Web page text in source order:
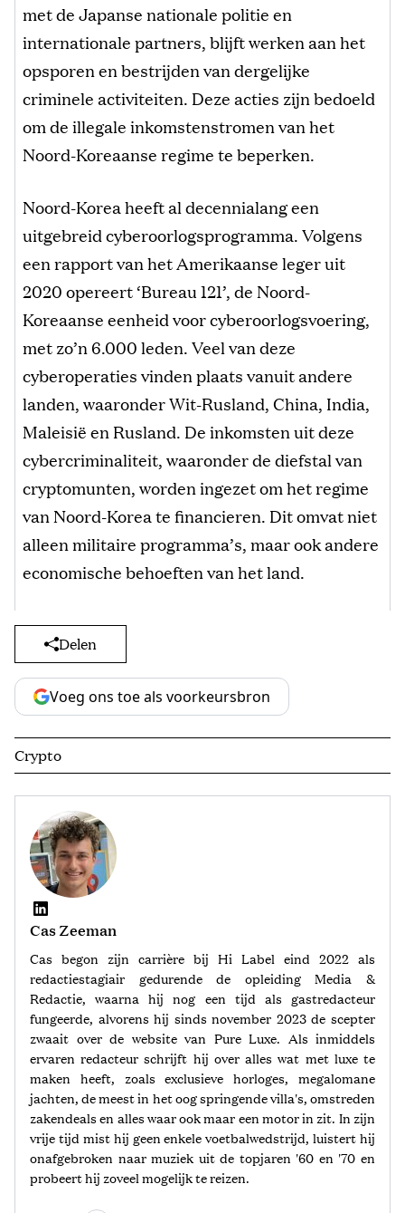
met de Japanse nationale politie en
internationale partners, blijft werken aan het
opsporen en bestrijden van dergelijke
criminele activiteiten. Deze acties zijn bedoeld
om de illegale inkomstenstromen van het
Noord-Koreaanse regime te beperken.
Noord-Korea heeft al decennialang een
uitgebreid cyberoorlogsprogramma. Volgens
een rapport van het Amerikaanse leger uit
2020 opereert ‘Bureau 121’, de Noord-
Koreaanse eenheid voor cyberoorlogsvoering,
met zo’n 6.000 leden. Veel van deze
cyberoperaties vinden plaats vanuit andere
landen, waaronder Wit-Rusland, China, India,
Maleisië en Rusland. De inkomsten uit deze
cybercriminaliteit, waaronder de diefstal van
cryptomunten, worden ingezet om het regime
van Noord-Korea te financieren. Dit omvat niet
alleen militaire programma’s, maar ook andere
economische behoeften van het land.
Delen
Voeg ons toe als voorkeursbron
Crypto
Cas Zeeman
Cas begon zijn carrière bij Hi Label eind 2022 als
redactiestagiair gedurende de opleiding Media &
Redactie, waarna hij nog een tijd als gastredacteur
fungeerde, alvorens hij sinds november 2023 de scepter
zwaait over de website van Pure Luxe. Als inmiddels
ervaren redacteur schrijft hij over alles wat met luxe te
maken heeft, zoals exclusieve horloges, megalomane
jachten, de meest in het oog springende villa's, omstreden
zakendeals en alles waar ook maar een motor in zit. In zijn
vrije tijd mist hij geen enkele voetbalwedstrijd, luistert hij
onafgebroken naar muziek uit de topjaren '60 en '70 en
probeert hij zoveel mogelijk te reizen.